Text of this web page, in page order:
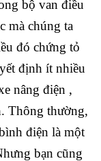
bộ van điều
mà chúng ta
đó chứng tỏ
định ít nhiều
nâng điện ,
Thông thường,
điện là một
bạn cũng